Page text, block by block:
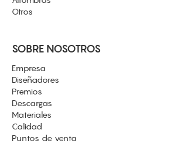
Otros
SOBRE NOSOTROS
Empresa
Diseñadores
Premios
Descargas
Materiales
Calidad
Puntos de venta